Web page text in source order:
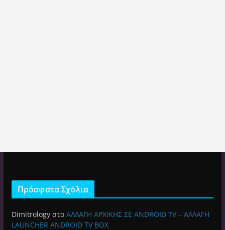
Πρόσφατα Σχόλια
Dimitrologyστο ΑΛΛΑΓΗ ΑΡΧΙΚΗΣ ΣΕ ANDROID TV – ΑΛΛΑΓΗ
LAUNCHER ANDROID TV BOX